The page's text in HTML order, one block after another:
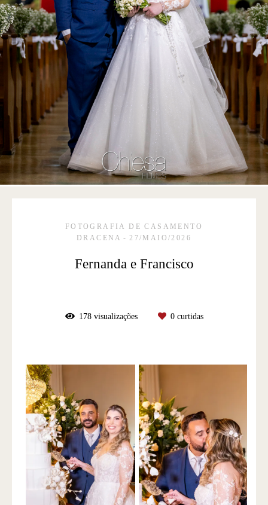
FOTOGRAFIA DE CASAMENTO
DRACENA
27/MAIO/2026
Fernanda e Francisco
178visualizações 0curtidas